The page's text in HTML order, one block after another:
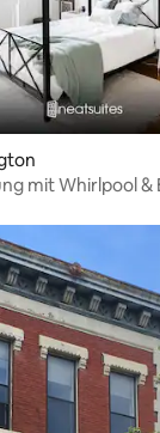
mit Whirlpool &